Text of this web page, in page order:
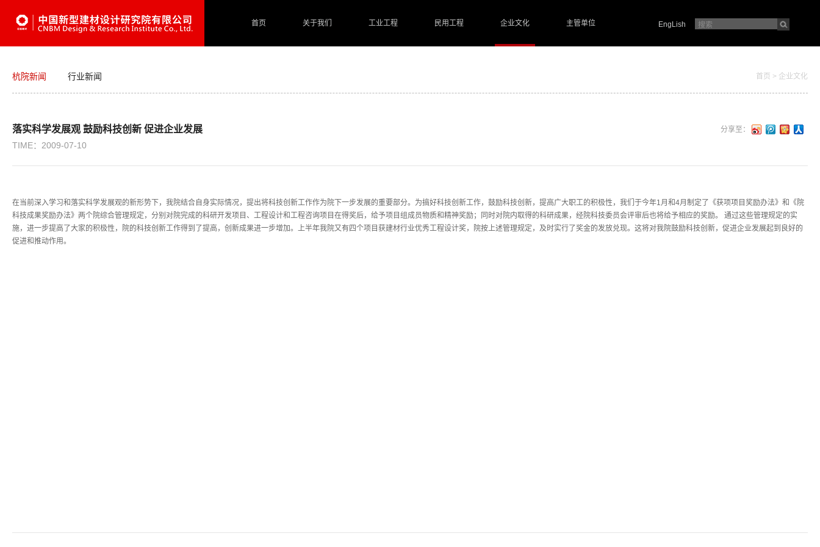
首页 关于我们 工业工程 民用工程 企业文化 主管单位 EngLish
杭院新闻 行业新闻 首页 > 企业文化
落实科学发展观 鼓励科技创新 促进企业发展
TIME：2009-07-10
分享至：
在当前深入学习和落实科学发展观的新形势下，我院结合自身实际情况，提出将科技创新工作作为院下一步发展的重要部分。为搞好科技创新工作，鼓励科技创新，提高广大职工的积极性，我们于今年1月和4月制定了《获项项目奖励办法》和《院
科技成果奖励办法》两个院综合管理规定，分别对院完成的科研开发项目、工程设计和工程咨询项目在得奖后，给予项目组成员物质和精神奖励；同时对院内取得的科研成果，经院科技委员会评审后也将给予相应的奖励。 通过这些管理规定的实
施，进一步提高了大家的积极性，院的科技创新工作得到了提高，创新成果进一步增加。上半年我院又有四个项目获建材行业优秀工程设计奖，院按上述管理规定，及时实行了奖金的发放兑现。这将对我院鼓励科技创新，促进企业发展起到良好的
促进和推动作用。